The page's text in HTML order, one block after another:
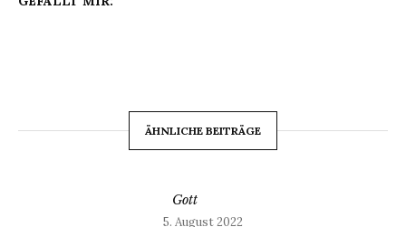
ÄHNLICHE BEITRÄGE
Gott
5. August 2022